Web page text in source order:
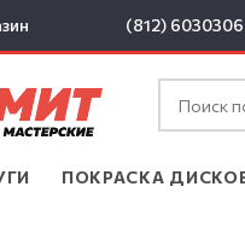
(812)
ПОКРАСКА